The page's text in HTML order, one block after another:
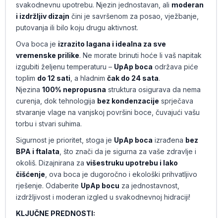
svakodnevnu upotrebu. Njezin jednostavan, ali moderan
i izdržljiv dizajn čini je savršenom za posao, vježbanje,
putovanja ili bilo koju drugu aktivnost.
Ova boca je izrazito lagana i idealna za sve
vremenske prilike. Ne morate brinuti hoće li vaš napitak
izgubiti željenu temperaturu – UpAp boca održava piće
toplim do 12 sati , a hladnim čak do 24 sata.
Njezina 100% nepropusna struktura osigurava da nema
curenja, dok tehnologija bez kondenzacije sprječava
stvaranje vlage na vanjskoj površini boce, čuvajući vašu
torbu i stvari suhima.
Sigurnost je prioritet, stoga je UpAp boca izrađena bez
BPA i ftalata , što znači da je sigurna za vaše zdravlje i
okoliš. Dizajnirana za višestruku upotrebu i lako
čišćenje , ova boca je dugoročno i ekološki prihvatljivo
rješenje. Odaberite UpAp bocu za jednostavnost,
izdržljivost i moderan izgled u svakodnevnoj hidraciji!
KLJUČNE PREDNOSTI: